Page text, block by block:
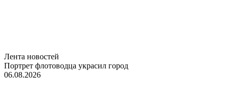
Лента новостей
Портрет флотоводца украсил город
06.08.2026